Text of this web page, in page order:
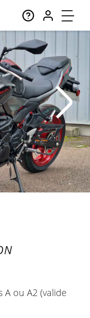
A ou A2 (valide